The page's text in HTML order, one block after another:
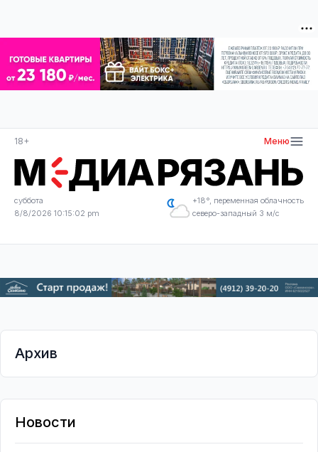
18+ Меню
суббота
8/8/2026 10:15:03 pm
+18°, переменная облачность
северо-западный 3 м/с
Архив
Новости